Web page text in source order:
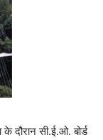
दौरान सी.ई.ओ. बोर्ड